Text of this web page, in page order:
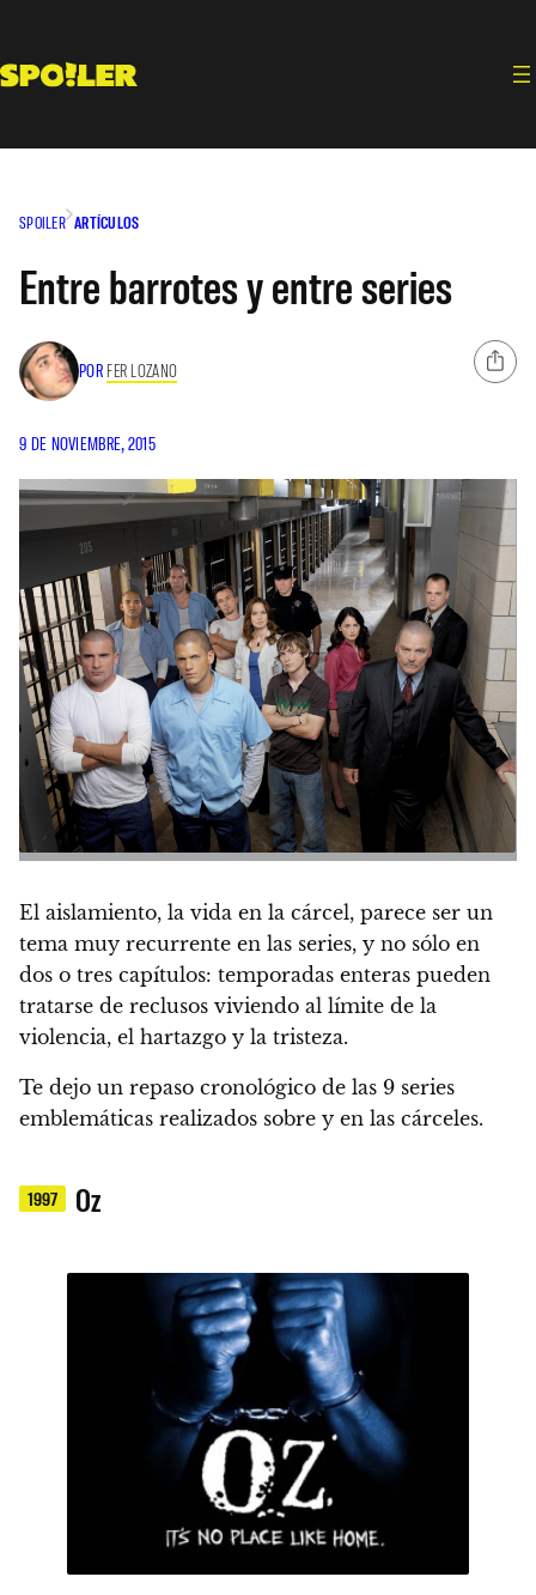
contenido
SPOILER ARTÍCULOS
Entre barrotes y entre series
POR FER LOZANO
9 DE NOVIEMBRE, 2015
El aislamiento, la vida en la cárcel, parece ser un
tema muy recurrente en las series, y no sólo en
dos o tres capítulos: temporadas enteras pueden
tratarse de reclusos viviendo al límite de la
violencia, el hartazgo y la tristeza.
Te dejo un repaso cronológico de las 9 series
emblemáticas realizados sobre y en las cárceles.
1997 Oz